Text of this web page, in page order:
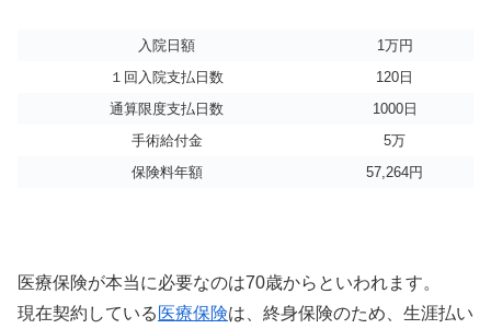
入院日額
1万円
１回入院支払日数
120日
通算限度支払日数
1000日
手術給付金
5万
保険料年額
57,264円
医療保険が本当に必要なのは70歳からといわれます。
現在契約している 医療保険は、終身保険のため、生涯払い